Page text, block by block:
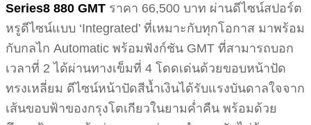
Series8 880 GMT ราคา 66,500 บาท ผ่านดีไซน์สปอร์ต
หรูดีไซน์แบบ ‘Integrated’ ที่เหมาะกับทุกโอกาส มาพร้อม
กับกลไก Automatic พร้อมฟังก์ชัน GMT ที่สามารถบอก
เวลาที่ 2 ได้ผ่านทางเข็มที่ 4 โดดเด่นด้วยขอบหน้าปัด
ทรงเหลี่ยม ดีไซน์หน้าปัดสีน้ำเงินได้รับแรงบันดาลใจจาก
เส้นขอบฟ้าของกรุงโตเกียวในยามค่ำคืน พร้อมด้วย